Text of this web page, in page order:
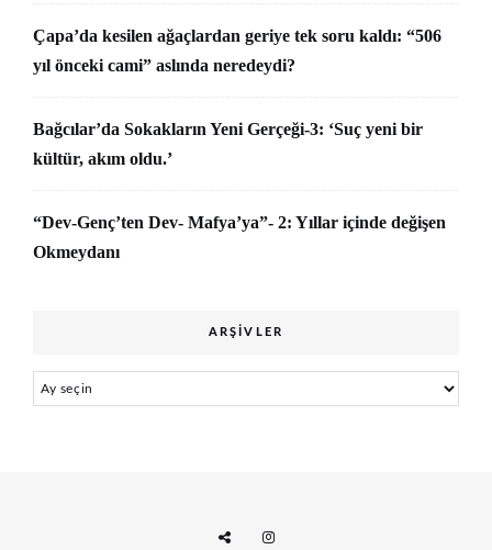
Çapa’da kesilen ağaçlardan geriye tek soru kaldı: “506
yıl önceki cami” aslında neredeydi?
Bağcılar’da Sokakların Yeni Gerçeği-3: ‘Suç yeni bir
kültür, akım oldu.’
“Dev-Genç’ten Dev- Mafya’ya”- 2: Yıllar içinde değişen
Okmeydanı
ARŞIVLER
Arşivler